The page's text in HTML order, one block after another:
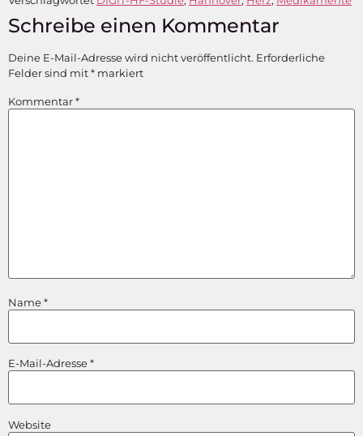
Schreibe einen Kommentar
Deine E-Mail-Adresse wird nicht veröffentlicht. Erforderliche
Felder sind mit* markiert
Kommentar*
Name*
E-Mail-Adresse*
Website